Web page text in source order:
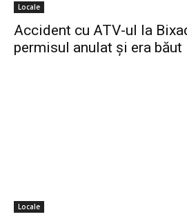
Locale
Accident cu ATV-ul la
permisul anulat și era băut
Locale